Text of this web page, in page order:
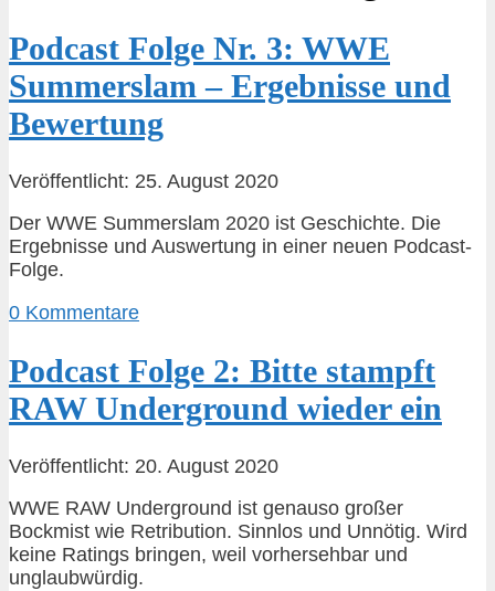
Podcast Folge Nr. 3: WWE
Summerslam – Ergebnisse und
Bewertung
Veröffentlicht: 25. August 2020
Der WWE Summerslam 2020 ist Geschichte. Die
Ergebnisse und Auswertung in einer neuen Podcast-
Folge.
0 Kommentare
Podcast Folge 2: Bitte stampft
RAW Underground wieder ein
Veröffentlicht: 20. August 2020
WWE RAW Underground ist genauso großer
Bockmist wie Retribution. Sinnlos und Unnötig. Wird
keine Ratings bringen, weil vorhersehbar und
unglaubwürdig.